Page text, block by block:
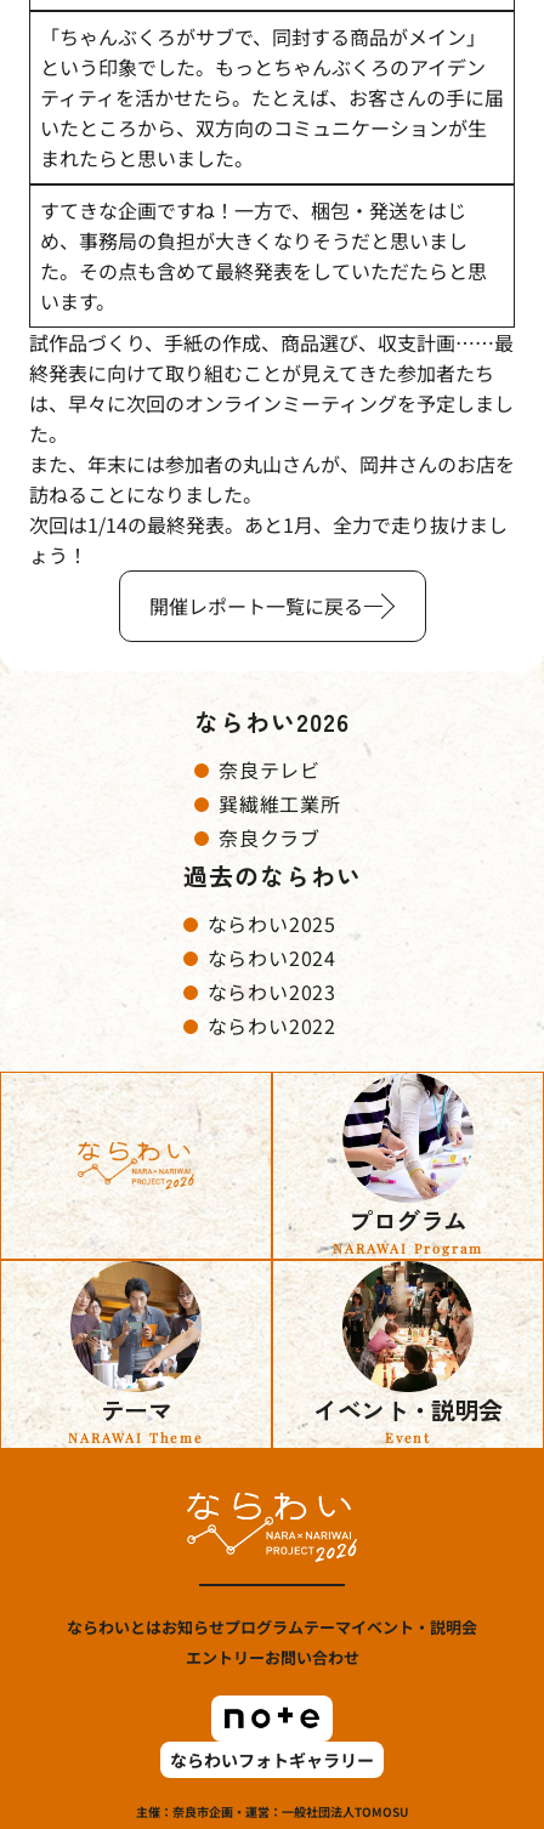
「ちゃんぶくろがサブで、同封する商品がメイン」
という印象でした。もっとちゃんぶくろのアイデン
ティティを活かせたら。たとえば、お客さんの手に届
いたところから、双方向のコミュニケーションが生
まれたらと思いました。
すてきな企画ですね！一方で、梱包・発送をはじ
め、事務局の負担が大きくなりそうだと思いまし
た。その点も含めて最終発表をしていただたらと思
います。
試作品づくり、手紙の作成、商品選び、収支計画……最
終発表に向けて取り組むことが見えてきた参加者たち
は、早々に次回のオンラインミーティングを予定しまし
た。
また、年末には参加者の丸山さんが、岡井さんのお店を
訪ねることになりました。
次回は1/14の最終発表。あと1月、全力で走り抜けまし
ょう！
開催レポート一覧に戻る
ならわい2026
奈良テレビ
巽繊維工業所
奈良クラブ
過去のならわい
ならわい2025
ならわい2024
ならわい2023
ならわい2022
プログラム
NARAWAI Program
テーマ
NARAWAI Theme
イベント・説明会
Event
ならわいとはお知らせプログラムテーマイベント・説明会
エントリーお問い合わせ
ならわいフォトギャラリー
主催：奈良市企画・運営：一般社団法人TOMOSU